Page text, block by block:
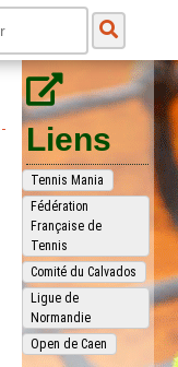
Liens
Tennis Mania
Fédération
Française de
Tennis
Comité du Calvados
Ligue de
Normandie
Open de Caen